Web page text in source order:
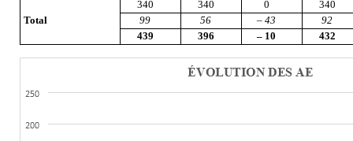
Total
340 340 0
340
99
56 – 43
92
439
396 – 10 432